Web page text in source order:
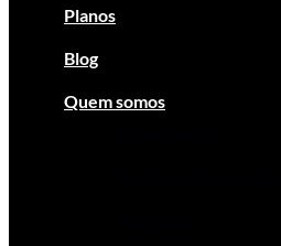
Planos
Blog
Quem somos